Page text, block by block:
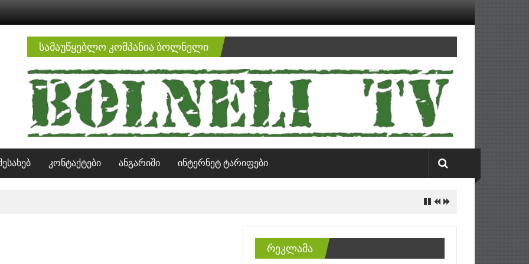
სამაუწყებლო კომპანია ბოლნელი
კონტაქტები ანგარიში ინტერნეტ ტარიფები
რეკლამა